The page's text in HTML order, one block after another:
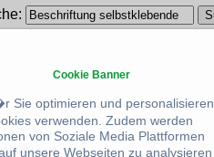
Ab 600 Euro
Cookie Banner
Sie optimieren und personalisieren
verwenden. Zudem werden
von Soziale Media Plattformen
unsere Webseiten zu analysieren